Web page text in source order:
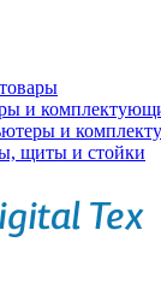
и
и
щиты и стойки